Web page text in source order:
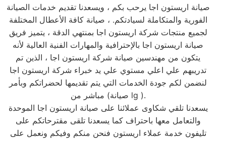
صيانة اريستون اجا يرحب بكم ، ويسعدنا تقديم خدمات الصيانة
الفورية والمتكاملة لسيادتكم. ، صيانة كافة الأعطال المختلفة
لجميع منتجات شركة اريستون اجا بمنتهي الدقة ، يتميز فريق
صيانة اريستون اجا بالإحترافية والمهارات الفنية العالية لأنه
يتكون من مهندسين صيانة شركة اريستون اجا ، الذين تم
تدريبهم علي اعلي مستوي علي يد خبراء شركة اريستون اجا
لنضمن لكم جودة الخدمات التي يتم تقديمها لحضراتكم وبأمر
مباشر من (صيانة lg ).
يسعدنا تلقي شكاوى عملائنا على صيانة اريستون اجا الموحدة
والتعامل معها باحتراف كما يسعدنا تلقى مقترحاتكم على
تليفون خدمة عملاء اريستون فنحن منكم وفيكم ونعمل على